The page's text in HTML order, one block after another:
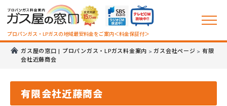
プロパンガス・LPガスの地域最安料金をご案内＜料金保証付＞
ガス屋の窓口 | プロパンガス・LPガス料金案内 >ガス会社ページ > 有限
会社近藤商会
有限会社近藤商会